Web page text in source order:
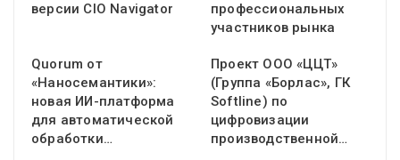
версии CIO Navigator
профессиональных
участников рынка
Quorum от
«Наносемантики»:
новая ИИ-платформа
для автоматической
обработки…
Проект ООО «ЦЦТ»
(Группа «Борлас», ГК
Softline) по
цифровизации
производственной…